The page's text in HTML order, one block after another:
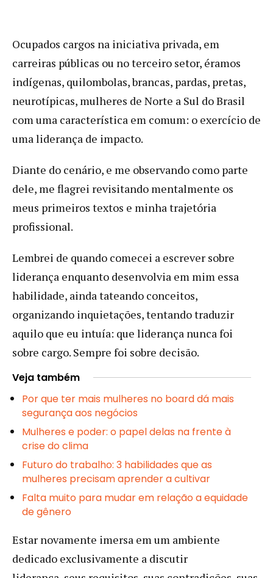
Ocupados cargos na iniciativa privada, em
carreiras públicas ou no terceiro setor, éramos
indígenas, quilombolas, brancas, pardas, pretas,
neurotípicas, mulheres de Norte a Sul do Brasil
com uma característica em comum: o exercício de
uma liderança de impacto.
Diante do cenário, e me observando como parte
dele, me flagrei revisitando mentalmente os
meus primeiros textos e minha trajetória
profissional.
Lembrei de quando comecei a escrever sobre
liderança enquanto desenvolvia em mim essa
habilidade, ainda tateando conceitos,
organizando inquietações, tentando traduzir
aquilo que eu intuía: que liderança nunca foi
sobre cargo. Sempre foi sobre decisão.
Veja também
Por que ter mais mulheres no board dá mais
segurança aos negócios
Mulheres e poder: o papel delas na frente à
crise do clima
Futuro do trabalho: 3 habilidades que as
mulheres precisam aprender a cultivar
Falta muito para mudar em relação a equidade
de gênero
Estar novamente imersa em um ambiente
dedicado exclusivamente a discutir